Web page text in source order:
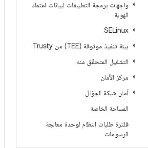
واجهات برمجة التطبيقات لبيانات اعتماد
الهوية
SELinux
بيئة تنفيذ موثوقة (TEE) من Trusty
التشغيل المتحقّق منه
مركز الأمان
أمان شبكة الجوّال
المساحة الخاصة
فلترة طلبات النظام لوحدة معالجة
الرسومات